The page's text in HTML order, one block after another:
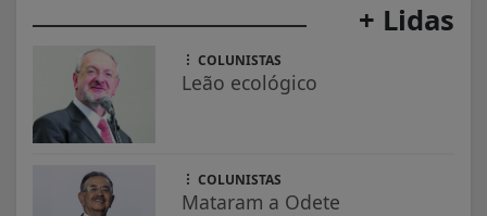
+ Lidas
COLUNISTAS
Leão ecológico
COLUNISTAS
Mataram a Odete